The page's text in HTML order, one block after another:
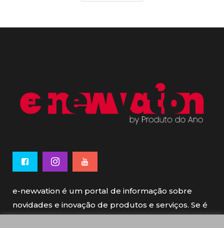
e-newvation é um portal de informação sobre
novidades e inovação de produtos e serviços. Se é